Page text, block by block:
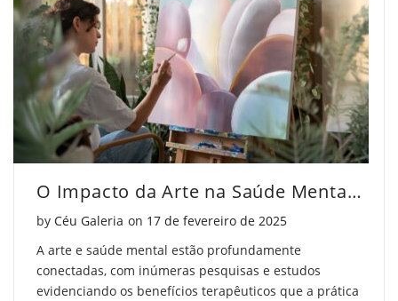
O Impacto da Arte na Saúde Mental: Benefícios Comprovados
by Céu Galeria on Posted on
17 de fevereiro de 2025
A arte e saúde mental estão profundamente
conectadas, com inúmeras pesquisas e estudos
evidenciando os benefícios terapêuticos que a prática